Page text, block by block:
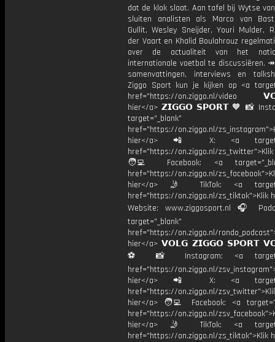
dat de klok slaat. Aan tafel bij Wytse
sluiten analisten als Marco van
Gullit, Wesley Sneijder, Youri Mulder,
der Vaart en Khalid Boulahrouz
over de actualiteit van het
internationale voetbal te discussiëren.
samenvattingen, interviews en
Ziggo Sport kun je kijken op <a
href="https://on.ziggo.nl/video
hier</a> 𝗭𝗜𝗚𝗚𝗢 𝗦𝗣𝗢𝗥𝗧 🧡 📸
target="_blank"
href="https://on.ziggo.nl/
hier</a> 📲 X: <a
href="https://on.ziggo.nl/
🧑‍💻 Facebook: <a
href="https://on.ziggo.nl/
hier</a> 🤳 TikTok: <a
href="https://on.ziggo.nl/zs_tiktok">Klik
Website: www.ziggosport.nl 🎧
target="_blank"
href="https://on.ziggo.nl/
hier</a> 𝗩𝗢𝗟𝗚 𝗭𝗜𝗚𝗚𝗢 𝗦𝗣𝗢𝗥𝗧
⚽️ 📸 Instagram: <a
href="https://on.ziggo.nl/
hier</a> 📲 X: <a
href="https://on.ziggo.nl/
hier</a> 🧑‍💻 Facebook: <a
href="https://on.ziggo.nl/
hier</a> 🤳 TikTok: <a
href="https://on.ziggo.nl/zs_tiktok">Klik